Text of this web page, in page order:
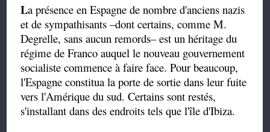
La présence en Espagne de nombre d'anciens nazis
et de sympathisants –dont certains, comme M.
Degrelle, sans aucun remords– est un héritage du
régime de Franco auquel le nouveau gouvernement
socialiste commence à faire face. Pour beaucoup,
l'Espagne constitua la porte de sortie dans leur fuite
vers l'Amérique du sud. Certains sont restés,
s'installant dans des endroits tels que l'île d'Ibiza.